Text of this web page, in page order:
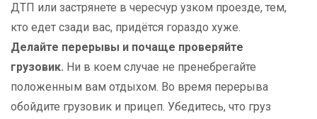
ДТП или застрянете в чересчур узком проезде, тем,
кто едет сзади вас, придётся гораздо хуже.
Делайте перерывы и почаще проверяйте
грузовик. Ни в коем случае не пренебрегайте
положенным вам отдыхом. Во время перерыва
обойдите грузовик и прицеп. Убедитесь, что груз